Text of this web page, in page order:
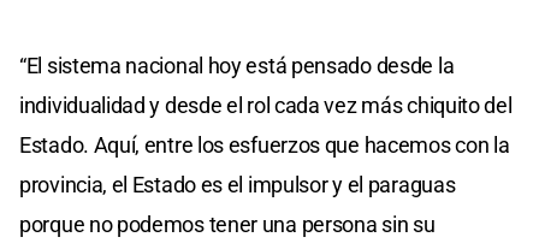
“El sistema nacional hoy está pensado desde la
individualidad y desde el rol cada vez más chiquito del
Estado. Aquí, entre los esfuerzos que hacemos con la
provincia, el Estado es el impulsor y el paraguas
porque no podemos tener una persona sin su